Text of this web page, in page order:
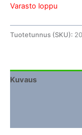
Varasto loppu
Tuotetunnus (SKU):
Kuvaus